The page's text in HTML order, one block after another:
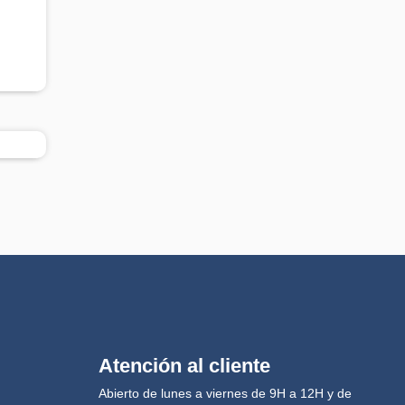
Atención al cliente
Abierto de lunes a viernes de 9H a 12H y de